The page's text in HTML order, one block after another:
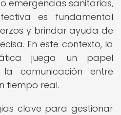
emergencias sanitarias,
es fundamental
y brindar ayuda de
En este contexto, la
juega un papel
comunicación entre
tiempo real.
clave para gestionar